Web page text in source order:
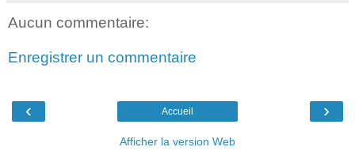
Aucun commentaire:
Enregistrer un commentaire
‹ ›
Accueil
Afficher la version Web